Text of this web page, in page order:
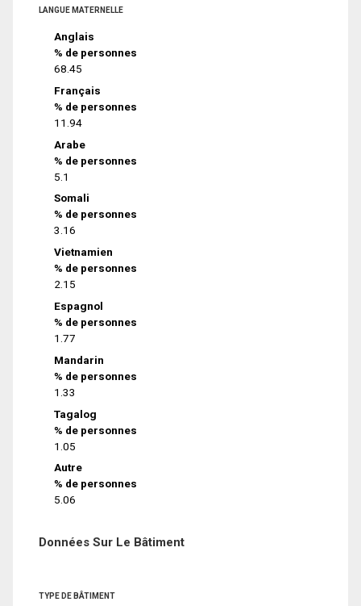
LANGUE MATERNELLE
Anglais
% de personnes
68.45
Français
% de personnes
11.94
Arabe
% de personnes
5.1
Somali
% de personnes
3.16
Vietnamien
% de personnes
2.15
Espagnol
% de personnes
1.77
Mandarin
% de personnes
1.33
Tagalog
% de personnes
1.05
Autre
% de personnes
5.06
Données Sur Le Bâtiment
TYPE DE BÂTIMENT